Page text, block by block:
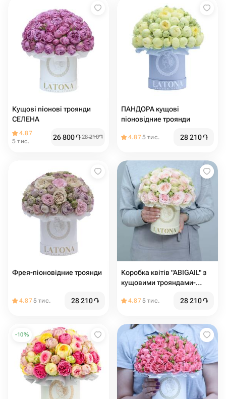
Кущові піонові троянди
СЕЛЕНА
4.87
5 тис.
26 800֏28 210֏
ПАНДОРА кущові
піоновідние троянди
4.875 тис. 28 210֏
Фрея-піоновідние троянди
4.875 тис. 28 210֏
Коробка квітів "ABIGAIL" з
кущовими трояндами-
4.875 тис. 28 210֏
-10%